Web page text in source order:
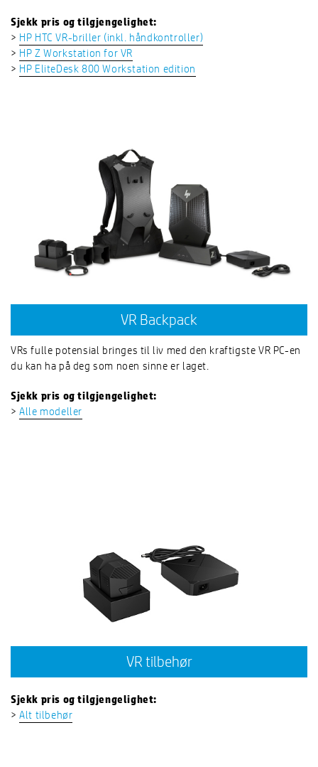
Sjekk pris og tilgjengelighet:
> HP HTC VR-briller (inkl. håndkontroller)
> HP Z Workstation for VR
> HP EliteDesk 800 Workstation edition
VR Backpack
VRs fulle potensial bringes til liv med den kraftigste VR PC-en
du kan ha på deg som noen sinne er laget.
Sjekk pris og tilgjengelighet:
>Alle modeller
VR tilbehør
Sjekk pris og tilgjengelighet:
>Alt tilbehør